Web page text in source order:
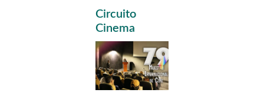
Primary
Sidebar
Circuito
Cinema